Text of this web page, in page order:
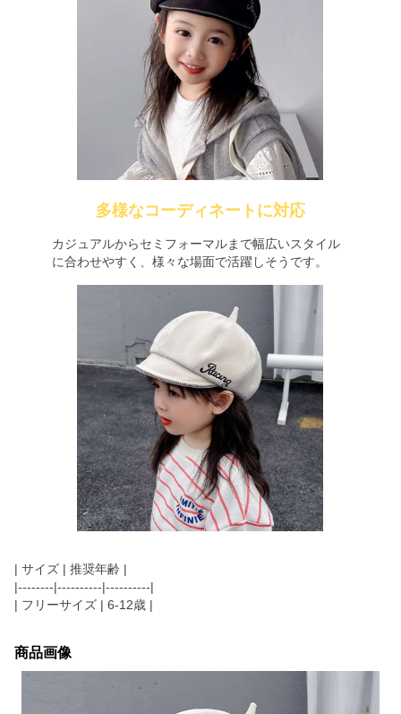
多様なコーディネートに対応
カジュアルからセミフォーマルまで幅広いスタイル
に合わせやすく、様々な場面で活躍しそうです。
| サイズ | 推奨年齢 |
|--------|----------|----------|
| フリーサイズ | 6-12歳 |
商品画像